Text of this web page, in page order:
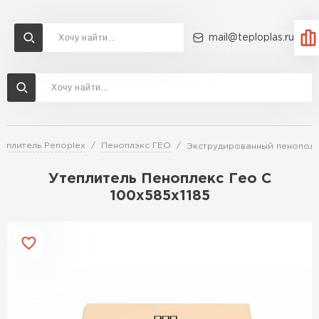
mail@teploplas.ru
Penoplex Пеноплэкс ГЕО Экструдированный
Утеплитель Пеноплекс Гео С
100х585х1185
Доставка и оплата
Утеплитель Ветонит
Утеплитель Технониколь
Утеплитель Rockwool